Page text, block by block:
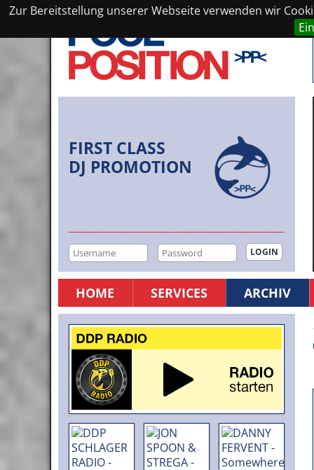
Zur Bereitstellung unserer Webseite verwenden wir
FIRST CLASS
DJ PROMOTION
HOME SERVICES ARCHIV